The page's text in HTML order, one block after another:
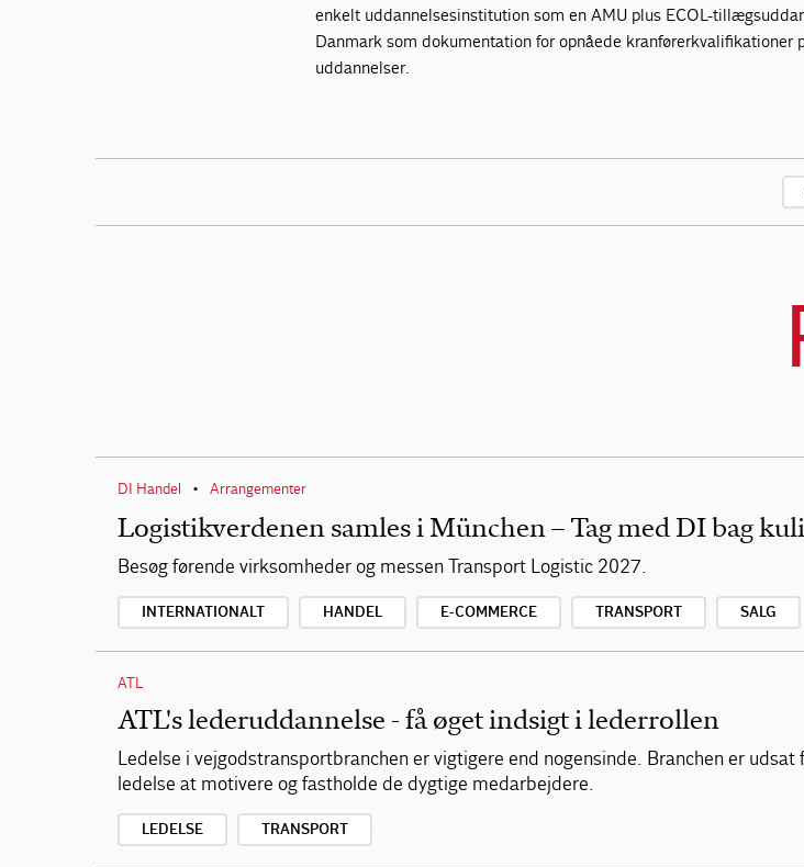
enkelt uddannelsesinstitution som en AMU plus ECOL-
Danmark som dokumentation for opnåede kranførerkvalifikationer
uddannelser.
DI Handel • Arrangementer
Logistikverdenen samles i München – Tag med DI bag
Besøg førende virksomheder og messen Transport Logistic 2027.
INTERNATIONALT HANDEL E-COMMERCE TRANSPORT SALG
ATL
ATL's lederuddannelse - få øget indsigt i lederrollen
Ledelse i vejgodstransportbranchen er vigtigere end nogensinde. Branchen er
ledelse at motivere og fastholde de dygtige medarbejdere.
LEDELSE TRANSPORT